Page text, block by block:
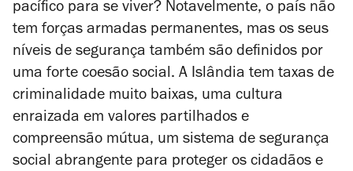
pacífico para se viver? Notavelmente, o país não
tem forças armadas permanentes, mas os seus
níveis de segurança também são definidos por
uma forte coesão social. A Islândia tem taxas de
criminalidade muito baixas, uma cultura
enraizada em valores partilhados e
compreensão mútua, um sistema de segurança
social abrangente para proteger os cidadãos e